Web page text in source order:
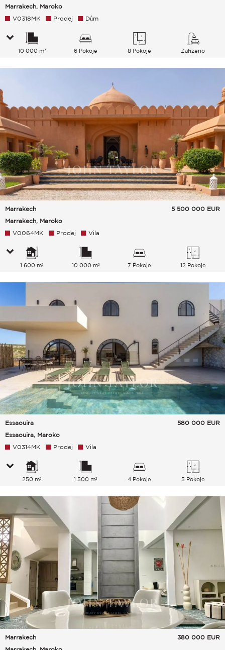
Marrakech, Maroko
V0318MK
Prodej Dům
10 000 m² 6 Pokoje 8 Pokoje Zařízeno
Marrakech
Marrakech, Maroko
5 500 000 EUR
V0064MK Prodej Vila
1 600 m² 10 000 m² 7 Pokoje 12 Pokoje
Essaouira
Essaouira, Maroko
580 000 EUR
V0314MK Prodej Vila
250 m² 1 500 m² 4 Pokoje 5 Pokoje
Marrakech
380 000 EUR